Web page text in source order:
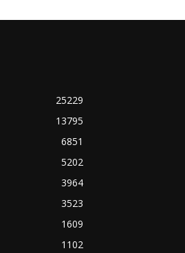
25229
13795
6851
5202
3964
3523
1609
1102